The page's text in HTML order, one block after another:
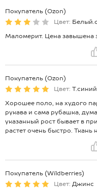
Покупатель (Ozon)
Цвет:
Маломерит. Цена завышена
Покупатель (Ozon)
Цвет: Т.синий
Хорошее поло, на худого
рукава и сама рубашка,
указанный рост бывает в
растет очень быстро. Ткань
Покупатель (Wildberries)
Цвет: Джинс